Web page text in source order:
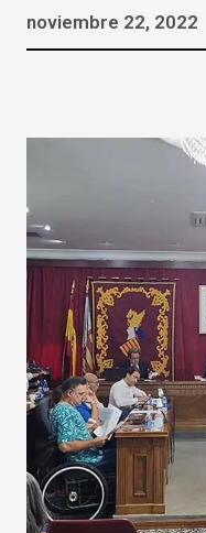
noviembre 22, 2022